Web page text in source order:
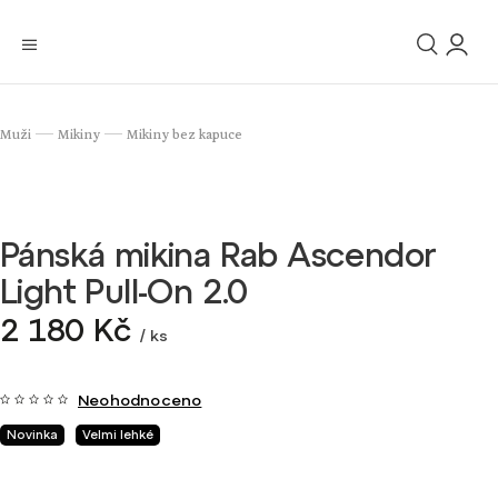
Muži / Mikiny / Mikiny bez kapuce
Pánská mikina Rab Ascendor
Light Pull-On 2.0
2 180 Kč / ks
Novinka Velmi lehké
Neohodnoceno